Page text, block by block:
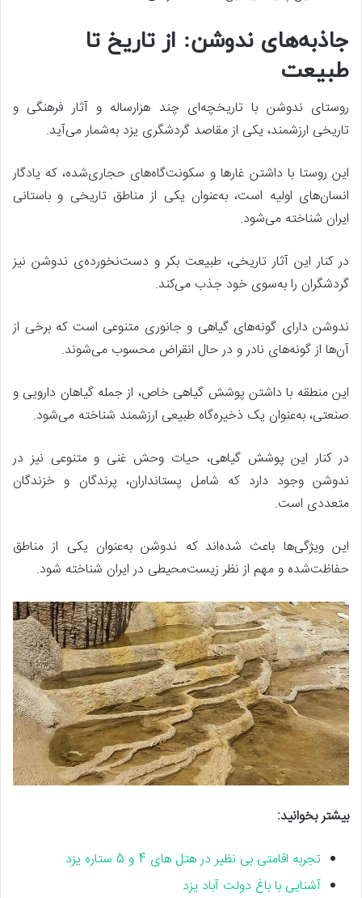
جاذبه‌های ندوشن: از تاریخ تا
طبیعت
روستای ندوشن با تاریخچه‌ای چند هزارساله و آثار فرهنگی و
تاریخی ارزشمند، یکی از مقاصد گردشگری یزد به‌شمار می‌آید.
این روستا با داشتن غارها و سکونت‌گاه‌های حجاری‌شده، که یادگار
انسان‌های اولیه است، به‌عنوان یکی از مناطق تاریخی و باستانی
ایران شناخته می‌شود.
در کنار این آثار تاریخی، طبیعت بکر و دست‌نخورده‌ی ندوشن نیز
گردشگران را به‌سوی خود جذب می‌کند.
ندوشن دارای گونه‌های گیاهی و جانوری متنوعی است که برخی از
آن‌ها از گونه‌های نادر و در حال انقراض محسوب می‌شوند.
این منطقه با داشتن پوشش گیاهی خاص، از جمله گیاهان دارویی و
صنعتی، به‌عنوان یک ذخیره‌گاه طبیعی ارزشمند شناخته می‌شود.
در کنار این پوشش گیاهی، حیات وحش غنی و متنوعی نیز در
ندوشن وجود دارد که شامل پستانداران، پرندگان و خزندگان
متعددی است.
این ویژگی‌ها باعث شده‌اند که ندوشن به‌عنوان یکی از مناطق
حفاظت‌شده و مهم از نظر زیست‌محیطی در ایران شناخته شود.
بیشتر بخوانید:
تجربه اقامتی بی نظیر در هتل های 4 و 5 ستاره یزد
آشنایی با باغ دولت آباد یزد